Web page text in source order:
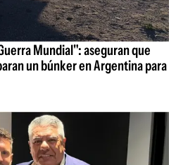
Mundial": aseguran que
un búnker en Argentina para